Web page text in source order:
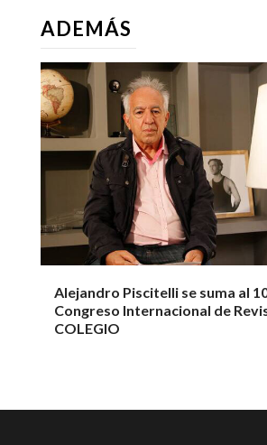
ADEMÁS
Alejandro Piscitelli se suma al
Congreso Internacional de
COLEGIO